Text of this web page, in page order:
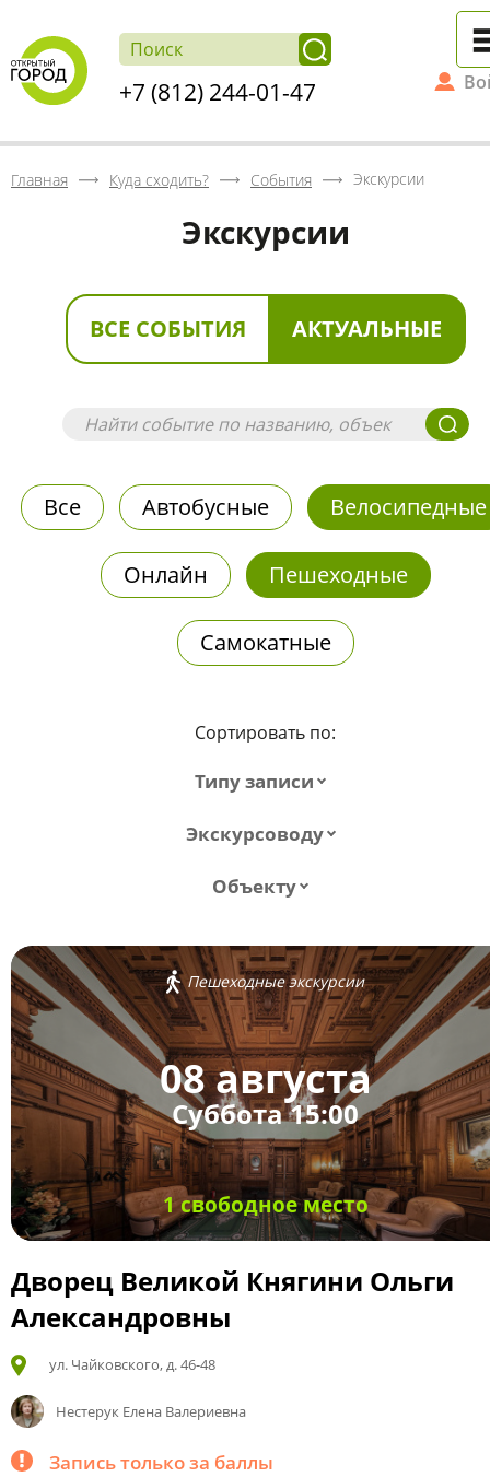
+7 (812) 244-01-47
Главная Куда сходить? События Экскурсии
Экскурсии
ВСЕ СОБЫТИЯ АКТУАЛЬНЫЕ
Все Автобусные Велосипедные
Онлайн Пешеходные
Самокатные
Сортировать по:
Типу записи
Экскурсоводу
Объекту
Пешеходные экскурсии
08 августа
Суббота 15:00
1 свободное место
Дворец Великой Княгини Ольги
Александровны
ул. Чайковского, д. 46-48
Нестерук Елена Валериевна
Запись только за баллы